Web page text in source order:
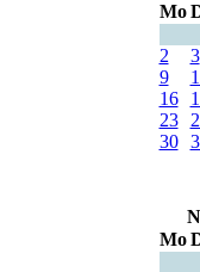
Mo
2
3
9
16
23
30
Mo